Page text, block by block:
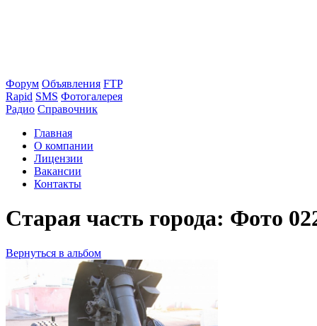
Форум Объявления FTP
Rapid SMS Фотогалерея
Радио Справочник
Главная
О компании
Лицензии
Вакансии
Контакты
Старая часть города: Фото
Вернуться в альбом